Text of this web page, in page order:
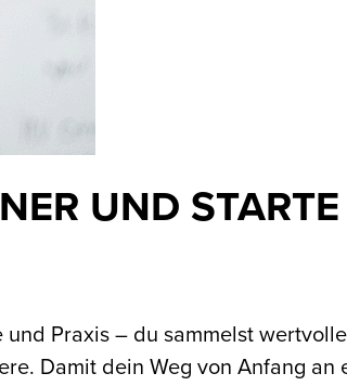
UND
Praxis – du sammelst wertvolle
Damit dein Weg von Anfang